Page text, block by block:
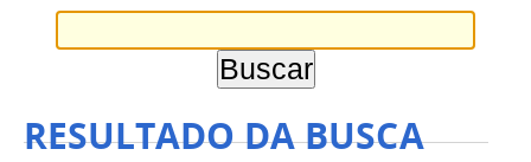
RESULTADO DA BUSCA